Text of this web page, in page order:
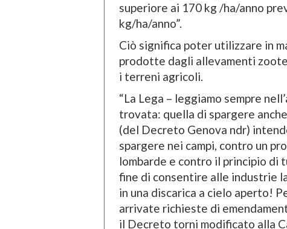
superiore ai 170 kg /ha/anno
kg/ha/anno”.
Ciò significa poter utilizzare in
prodotte dagli allevamenti
i terreni agricoli.
“La Lega – leggiamo sempre
trovata: quella di spargere
(del Decreto Genova ndr)
spargere nei campi, contro un
lombarde e contro il principio di
fine di consentire alle industrie
in una discarica a cielo aperto!
arrivate richieste di
il Decreto torni modificato alla